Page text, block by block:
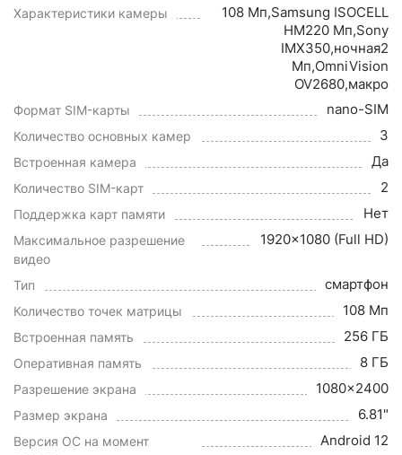
Характеристики камеры
108 Мп,Samsung ISOCELL
HM220 Мп,Sony
IMX350,ночная2
Мп,OmniVision
OV2680,макро
Формат SIM-карты nano-SIM
Количество основных камер 3
Встроенная камера Да
Количество SIM-карт 2
Поддержка карт памяти Нет
Максимальное разрешение
видео
1920x1080 (Full HD)
Тип смартфон
Количество точек матрицы 108 Мп
Встроенная память 256 ГБ
Оперативная память 8 ГБ
Разрешение экрана 1080x2400
Размер экрана 6.81"
Версия ОС на момент
Android 12